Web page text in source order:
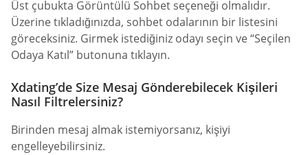
Üst çubukta Görüntülü Sohbet seçeneği olmalıdır.
Üzerine tıkladığınızda, sohbet odalarının bir listesini
göreceksiniz. Girmek istediğiniz odayı seçin ve “Seçilen
Odaya Katıl” butonuna tıklayın.
Xdating’de Size Mesaj Gönderebilecek Kişileri
Nasıl Filtrelersiniz?
Birinden mesaj almak istemiyorsanız, kişiyi
engelleyebilirsiniz.